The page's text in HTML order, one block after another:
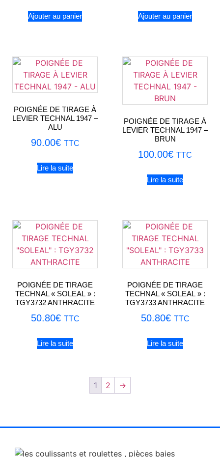
Ajouter au panier Ajouter au panier
POIGNÉE DE TIRAGE À
LEVIER TECHNAL 1947 –
ALU
90.00€ TTC
Lire la suite
POIGNÉE DE TIRAGE À
LEVIER TECHNAL 1947 –
BRUN
100.00€ TTC
Lire la suite
POIGNÉE DE TIRAGE
TECHNAL « SOLEAL » :
TGY3732 ANTHRACITE
50.80€ TTC
Lire la suite
POIGNÉE DE TIRAGE
TECHNAL « SOLEAL » :
TGY3733 ANTHRACITE
50.80€ TTC
Lire la suite
1 2 →